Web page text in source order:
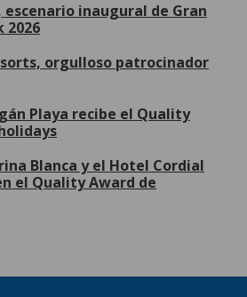
escenario inaugural de Gran
2026
orgulloso patrocinador
Playa recibe el Quality
Blanca y el Hotel Cordial
el Quality Award de